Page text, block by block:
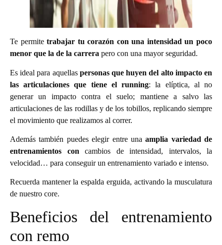
Te permitetrabajar tu corazón con una intensidad un poco
menor que la de la carrera pero con una mayor seguridad.
Es ideal para aquellas personas que huyen del alto impacto en
las articulaciones que tiene el running: la elíptica, al no
generar un impacto contra el suelo; mantiene a salvo las
articulaciones de las rodillas y de los tobillos, replicando siempre
el movimiento que realizamos al correr.
Además también puedes elegir entre unaamplia variedad de
entrenamientos con cambios de intensidad, intervalos, la
velocidad… para conseguir un entrenamiento variado e intenso.
Recuerda mantener la espalda erguida, activando la musculatura
de nuestro core.
Beneficios del entrenamiento
con remo